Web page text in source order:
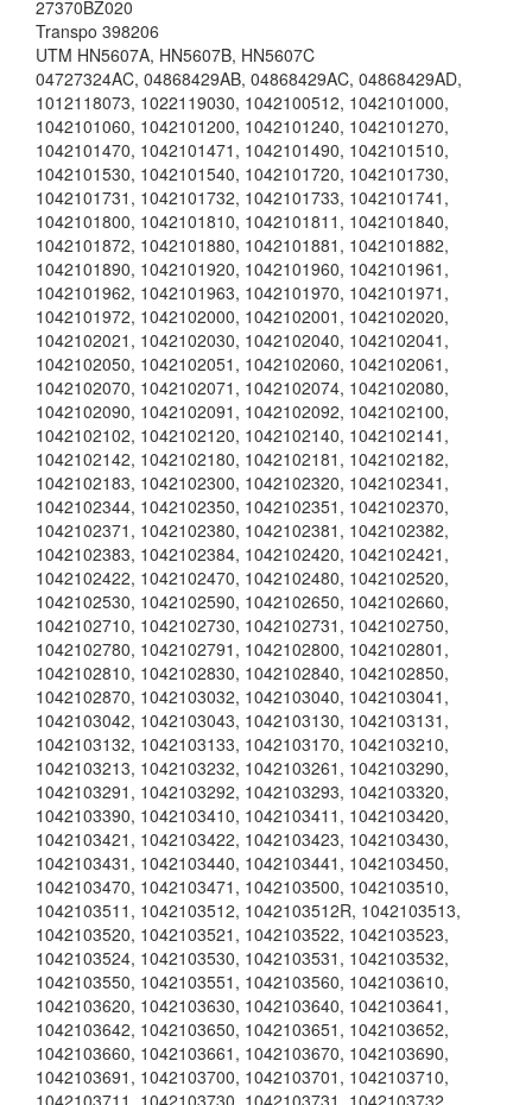
27370BZ020
Transpo 398206
UTM HN5607A, HN5607B, HN5607C
04727324AC, 04868429AB, 04868429AC, 04868429AD,
1012118073, 1022119030, 1042100512, 1042101000,
1042101060, 1042101200, 1042101240, 1042101270,
1042101470, 1042101471 , 1042101490, 1042101510,
1042101530, 1042101540, 1042101720, 1042101730,
1042101731 , 1042101732, 1042101733, 1042101741 ,
1042101800, 1042101810, 1042101811 , 1042101840,
1042101872, 1042101880, 1042101881 , 1042101882,
1042101890, 1042101920, 1042101960, 1042101961 ,
1042101962, 1042101963, 1042101970, 1042101971 ,
1042101972, 1042102000, 1042102001 , 1042102020,
1042102021 , 1042102030, 1042102040, 1042102041 ,
1042102050, 1042102051 , 1042102060, 1042102061 ,
1042102070, 1042102071 , 1042102074, 1042102080,
1042102090, 1042102091 , 1042102092, 1042102100,
1042102102, 1042102120, 1042102140, 1042102141 ,
1042102142, 1042102180, 1042102181 , 1042102182,
1042102183, 1042102300, 1042102320, 1042102341 ,
1042102344, 1042102350, 1042102351 , 1042102370,
1042102371 , 1042102380, 1042102381 , 1042102382,
1042102383, 1042102384, 1042102420, 1042102421 ,
1042102422, 1042102470, 1042102480, 1042102520,
1042102530, 1042102590, 1042102650, 1042102660,
1042102710, 1042102730, 1042102731 , 1042102750,
1042102780, 1042102791 , 1042102800, 1042102801 ,
1042102810, 1042102830, 1042102840, 1042102850,
1042102870, 1042103032, 1042103040, 1042103041 ,
1042103042, 1042103043, 1042103130, 1042103131 ,
1042103132, 1042103133, 1042103170, 1042103210,
1042103213, 1042103232, 1042103261 , 1042103290,
1042103291 , 1042103292, 1042103293, 1042103320,
1042103390, 1042103410, 1042103411 , 1042103420,
1042103421 , 1042103422, 1042103423, 1042103430,
1042103431 , 1042103440, 1042103441 , 1042103450,
1042103470, 1042103471 , 1042103500, 1042103510,
1042103511 , 1042103512, 1042103512R, 1042103513,
1042103520, 1042103521 , 1042103522, 1042103523,
1042103524, 1042103530, 1042103531 , 1042103532,
1042103550, 1042103551 , 1042103560, 1042103610,
1042103620, 1042103630, 1042103640, 1042103641 ,
1042103642, 1042103650, 1042103651 , 1042103652,
1042103660, 1042103661 , 1042103670, 1042103690,
1042103691 , 1042103700, 1042103701 , 1042103710,